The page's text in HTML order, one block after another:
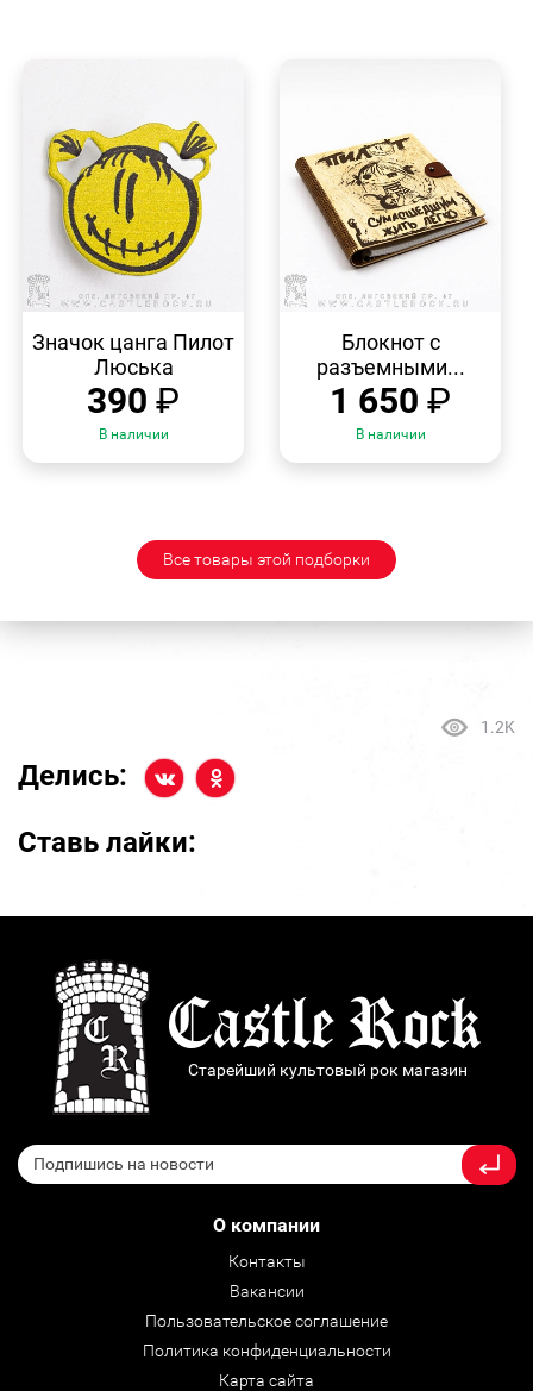
ПРОСМОТР
Значок цанга Пилот
Люська
390 ₽
В наличии
ПРОСМОТР
Блокнот с
разъемными...
1 650 ₽
В наличии
Все товары этой подборки
1.2K
Делись:
Ставь лайки:
Старейший культовый рок магазин
О компании
Контакты
Вакансии
Пользовательское соглашение
Политика конфиденциальности
Карта сайта